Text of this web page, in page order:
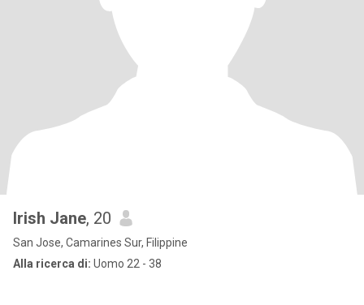
Irish Jane, 20
San Jose, Camarines Sur, Filippine
Alla ricerca di: Uomo 22 - 38